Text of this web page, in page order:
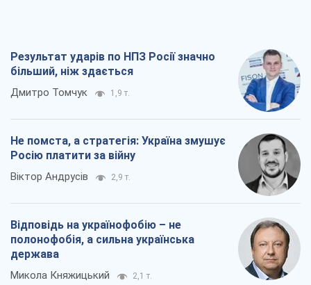
Результат ударів по НПЗ Росії значно
більший, ніж здається
Дмитро Томчук 1,9 т.
Не помста, а стратегія: Україна змушує
Росію платити за війну
Віктор Андрусів 2,9 т.
Відповідь на українофобію – не
полонофобія, а сильна українська
держава
Микола Княжицький 2,1 т.